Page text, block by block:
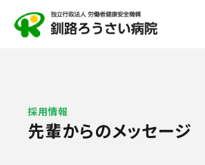
採用情報
先輩からのメッセージ